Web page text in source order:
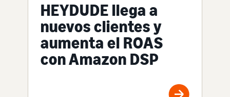
HEYDUDE llega a
nuevos clientes y
aumenta el ROAS
con Amazon DSP